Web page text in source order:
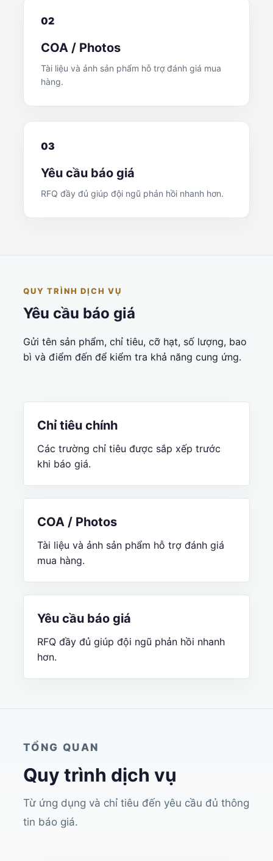
02
COA / Photos
Tài liệu và ảnh sản phẩm hỗ trợ đánh giá mua
hàng.
03
Yêu cầu báo giá
RFQ đầy đủ giúp đội ngũ phản hồi nhanh hơn.
QUY TRÌNH DỊCH VỤ
Yêu cầu báo giá
Gửi tên sản phẩm, chỉ tiêu, cỡ hạt, số lượng, bao
bì và điểm đến để kiểm tra khả năng cung ứng.
Chỉ tiêu chính
Các trường chỉ tiêu được sắp xếp trước
khi báo giá.
COA / Photos
Tài liệu và ảnh sản phẩm hỗ trợ đánh giá
mua hàng.
Yêu cầu báo giá
RFQ đầy đủ giúp đội ngũ phản hồi nhanh
hơn.
TỔNG QUAN
Quy trình dịch vụ
Từ ứng dụng và chỉ tiêu đến yêu cầu đủ thông
tin báo giá.